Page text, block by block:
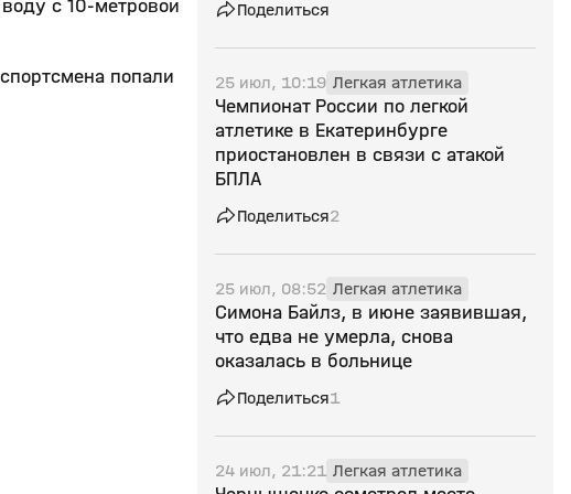
с 10-метровой
попали
Поделиться
25 июл, 10:19 Легкая атлетика
Чемпионат России по легкой
атлетике в Екатеринбурге
приостановлен в связи с атакой
БПЛА
Поделиться2
25 июл, 08:52 Легкая атлетика
Симона Байлз, в июне заявившая,
что едва не умерла, снова
оказалась в больнице
Поделиться1
24 июл, 21:21 Легкая атлетика